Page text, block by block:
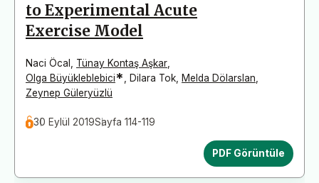
to Experimental Acute
Exercise Model
Naci Öcal Tünay Kontaş Aşkar
Olga Büyükleblebici* Dilara Tok Melda Dölarslan
Zeynep Güleryüzlü
30 Eylül 2019Sayfa 114-119
PDF Görüntüle